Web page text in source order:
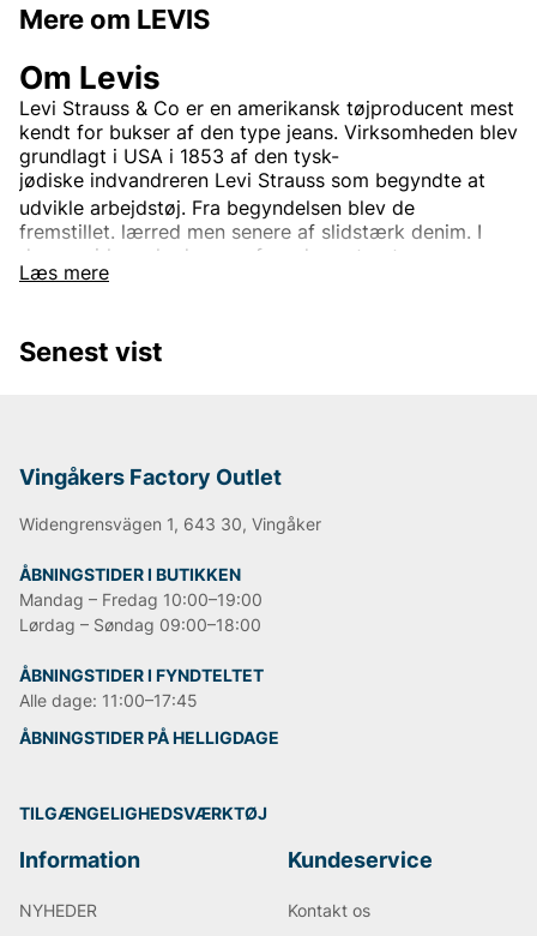
Mere om LEVIS
Læs mere
Om Levis
Levi Strauss & Co er en amerikansk tøjproducent mest
kendt for bukser af den type jeans. Virksomheden blev
grundlagt i USA i 1853 af den tysk-
jødiske indvandreren Levi Strauss som begyndte at
udvikle arbejdstøj. Fra begyndelsen blev de
fremstillet. lærred men senere af slidstærk denim. I
dag er virksomheden en af verdens største
tøjvirksomheder.
er Levi’s Det bruges til tøj verden rundt. Oprindeligt var
Levi's kun et produktnavn på de
Andre populære mærker:
NN07
Björn Borg
Replay
Oscar Jacobson
Senest vist
Vingåkers Factory Outlet
Widengrensvägen 1, 643 30, Vingåker
ÅBNINGSTIDER I BUTIKKEN
Mandag – Fredag 10:00–19:00
Lørdag – Søndag 09:00–18:00
ÅBNINGSTIDER I FYNDTELTET
Alle dage: 11:00–17:45
ÅBNINGSTIDER PÅ HELLIGDAGE
TILGÆNGELIGHEDSVÆRKTØJ
Information
NYHEDER
Kundeservice
Kontakt os